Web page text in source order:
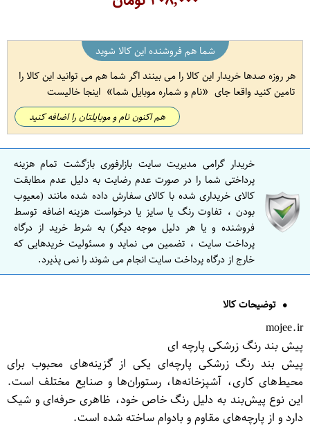
شما هم فروشنده این کالا شوید
هر روزه صدها خریدار این کالا را می بینند اگر شما هم می توانید این کالا را
تامین کنید واقعا جای
نام و شماره موبایل شما اینجا خالیست
هم اکنون نام و موبایلتان را اضافه کنید
خریدار گرامی مدیریت سایت بازارفوری بازگشت تمام هزینه
پرداختی شما را در صورت عدم رضایت به دلیل عدم مطابقت
کالای خریداری شده با کالای سفارش داده شده مانند (معیوب
بودن ، تفاوت رنگ یا سایز یا درخواست هزینه اضافه توسط
فروشنده و یا هر دلیل موجه دیگر) به شرط خرید از درگاه
پرداخت سایت ، تضمین می نماید و مسئولیت خریدهایی که
خارج از درگاه پرداخت سایت انجام می شوند را نمی پذیرد.
توضیحات کالا
mojee.ir
پیش بند رنگ زرشکی پارچه ای
پیش بند رنگ زرشکی پارچه‌ای یکی از گزینه‌های محبوب برای
محیط‌های کاری، آشپزخانه‌ها، رستوران‌ها و صنایع مختلف است.
این نوع پیش‌بند به دلیل رنگ خاص خود، ظاهری حرفه‌ای و شیک
دارد و از پارچه‌های مقاوم و بادوام ساخته شده است.